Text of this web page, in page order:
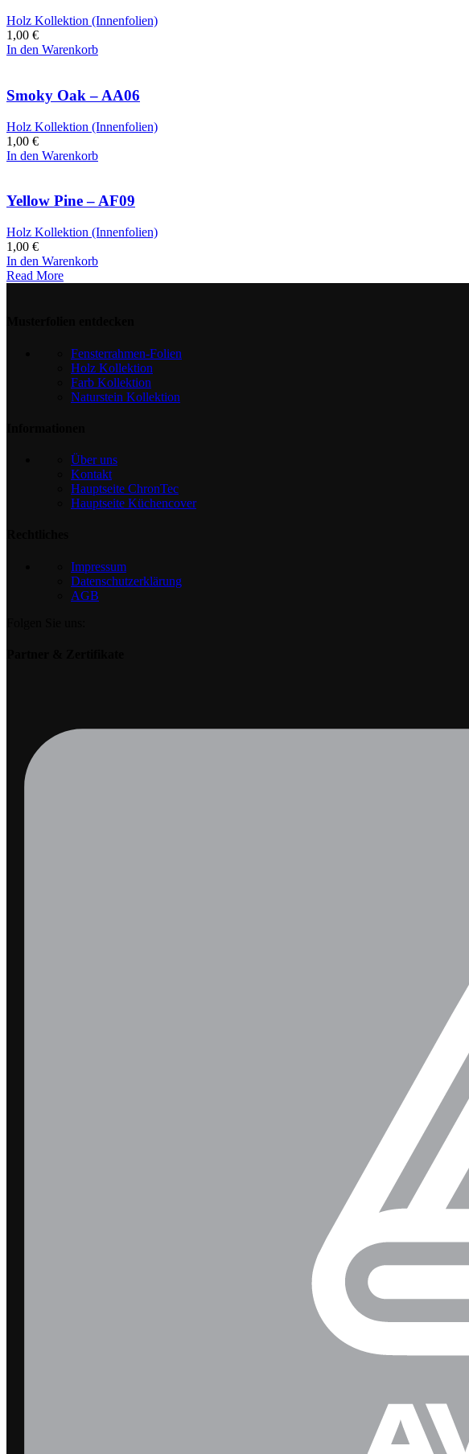
Holz Kollektion (Innenfolien)
1,00 €
In den Warenkorb
Smoky Oak – AA06
Holz Kollektion (Innenfolien)
1,00 €
In den Warenkorb
Yellow Pine – AF09
Holz Kollektion (Innenfolien)
1,00 €
In den Warenkorb
Read More
Fensterrahmen-Folien
Holz Kollektion
Farb Kollektion
Naturstein Kollektion
Über uns
Kontakt
Hauptseite ChronTec
Hauptseite Küchencover
Impressum
Datenschutzerklärung
AGB